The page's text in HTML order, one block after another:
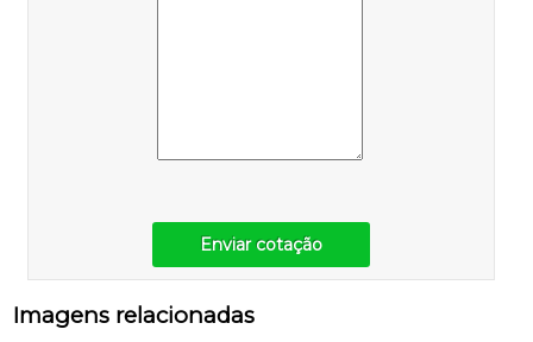
Enviar cotação
Imagens relacionadas